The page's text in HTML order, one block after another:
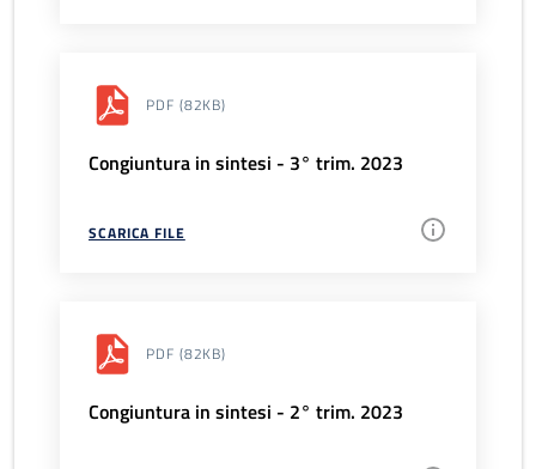
PDF (82KB)
Congiuntura in sintesi - 3° trim. 2023
SCARICA FILE
PDF (82KB)
Congiuntura in sintesi - 2° trim. 2023